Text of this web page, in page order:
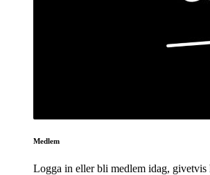
Medlem
Logga in eller bli medlem idag, givetvis